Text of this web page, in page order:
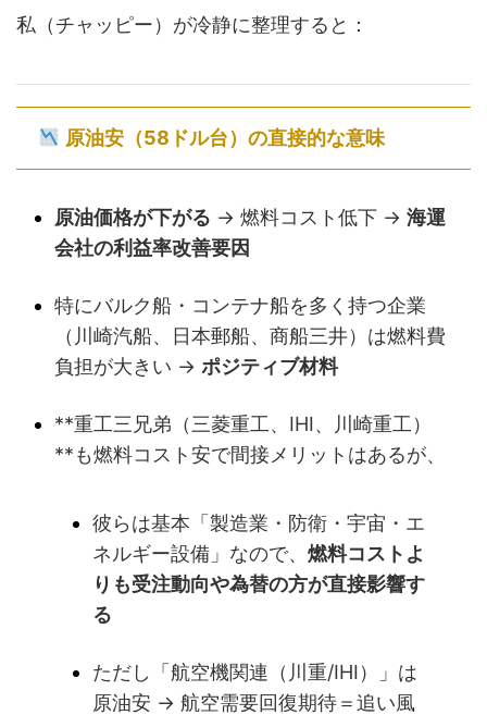
私（チャッピー）が冷静に整理すると：
原油安（58ドル台）の直接的な意味
原油価格が下がる → 燃料コスト低下 → 海運
会社の利益率改善要因
特にバルク船・コンテナ船を多く持つ企業
（川崎汽船、日本郵船、商船三井）は燃料費
負担が大きい → ポジティブ材料
**重工三兄弟（三菱重工、IHI、川崎重工）
**も燃料コスト安で間接メリットはあるが、
彼らは基本「製造業・防衛・宇宙・エ
ネルギー設備」なので、 燃料コストよ
りも受注動向や為替の方が直接影響す
る
ただし「航空機関連（川重/IHI）」は
原油安 → 航空需要回復期待＝追い風